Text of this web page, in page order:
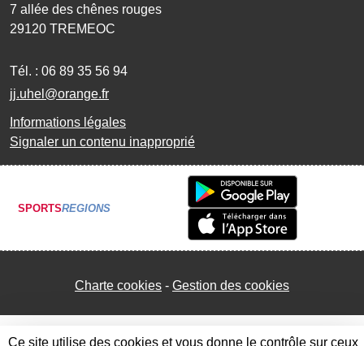
7 allée des chênes rouges
29120 TREMEOC
Tél. : 06 89 35 56 94
jj.uhel@orange.fr
Informations légales
Signaler un contenu inapproprié
SPORTSREGIONS
Charte cookies Gestion des cookies
Ce site utilise des cookies et vous donne le contrôle sur ceux